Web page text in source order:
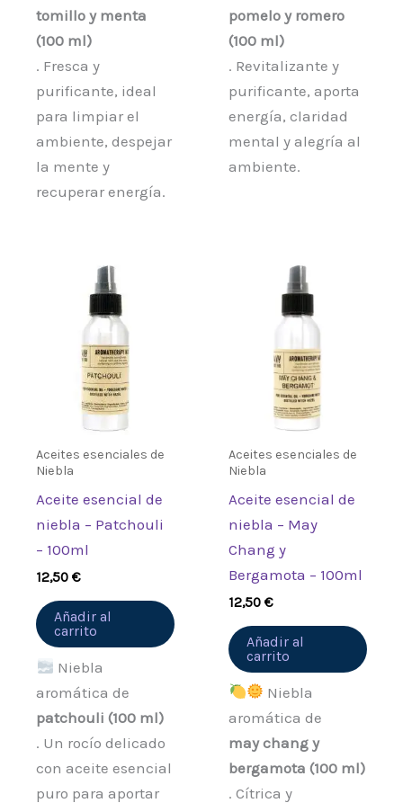
tomillo y menta
(100 ml)
. Fresca y
purificante, ideal
para limpiar el
ambiente, despejar
la mente y
recuperar energía.
pomelo y romero
(100 ml)
. Revitalizante y
purificante, aporta
energía, claridad
mental y alegría al
ambiente.
Aceites esenciales de
Niebla
Aceite esencial de
niebla – Patchouli
– 100ml
12,50€
Añadir al
carrito
Niebla
aromática de
patchouli (100 ml)
. Un rocío delicado
con aceite esencial
puro para aportar
Aceites esenciales de
Niebla
Aceite esencial de
niebla – May
Chang y
Bergamota – 100ml
12,50€
Añadir al
carrito
Niebla
aromática de
may chang y
bergamota (100 ml)
. Cítrica y